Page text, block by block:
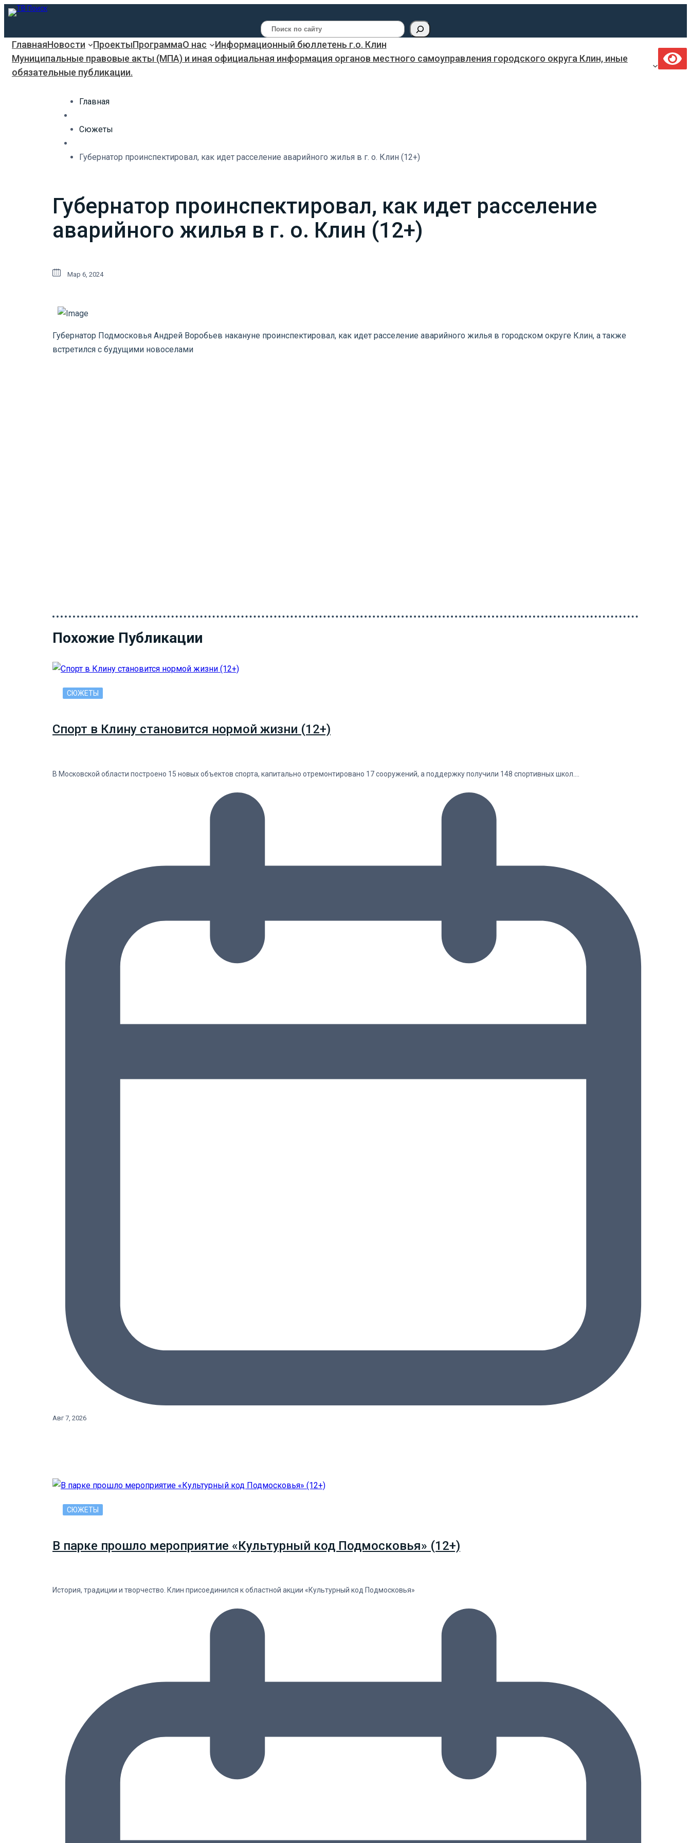
Поиск
ГлавнаяНовости ПроектыПрограммаО нас
Информационный бюллетень г.о. Клин
Муниципальные правовые акты (МПА) и иная официальная информация органов местного самоуправления городского округа Клин, иные
обязательные публикации.
Главная
Сюжеты
Губернатор проинспектировал, как идет расселение аварийного жилья в г. о. Клин (12+)
Губернатор проинспектировал, как идет расселение
аварийного жилья в г. о. Клин (12+)
Мар 6, 2024
Губернатор Подмосковья Андрей Воробьев накануне проинспектировал, как идет расселение аварийного жилья в городском округе Клин, а также
встретился с будущими новоселами
Похожие Публикации
СЮЖЕТЫ
Спорт в Клину становится нормой жизни (12+)
В Московской области построено 15 новых объектов спорта, капитально отремонтировано 17 сооружений, а поддержку получили 148 спортивных школ.…
Авг 7, 2026
СЮЖЕТЫ
В парке прошло мероприятие «Культурный код Подмосковья» (12+)
История, традиции и творчество. Клин присоединился к областной акции «Культурный код Подмосковья»